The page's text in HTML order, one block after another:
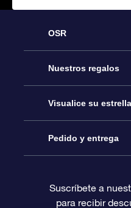
OSR
Atención
Contáctanos
Blog
Reseñas
Nuestros regalos
Regalo Estrella Online
Paquete de Regalo
Tarjeta de Regalo
Visualice su estrella
Registro estelar
Pedido y entrega
Suscríbete a
para recibir